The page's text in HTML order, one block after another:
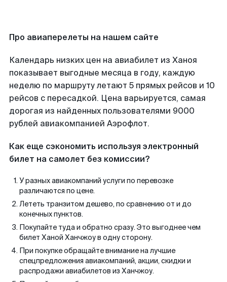
Про авиаперелеты на нашем сайте
Календарь низких цен на авиабилет из Ханоя
показывает выгодные месяца в году, каждую
неделю по маршруту летают 5 прямых рейсов и 10
рейсов с пересадкой. Цена варьируется, самая
дорогая из найденных пользователями 9000
рублей авиакомпанией Аэрофлот.
Как еще сэкономить используя электронный
билет на самолет без комиссии?
У разных авиакомпаний услуги по перевозке
различаются по цене.
Лететь транзитом дешево, по сравнению от и до
конечных пунктов.
Покупайте туда и обратно сразу. Это выгоднее чем
билет Ханой Ханчжоу в одну сторону.
При покупке обращайте внимание на лучшие
спецпредложения авиакомпаний, акции, скидки и
распродажи авиабилетов из Ханчжоу.